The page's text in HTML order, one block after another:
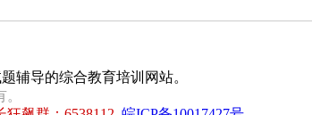
辅导的综合教育培训网站。